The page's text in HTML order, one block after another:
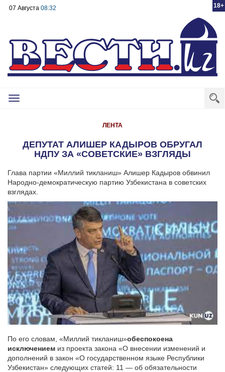
18+
07 Августа 08:32
Toggle
ЛЕНТА
ДЕПУТАТ АЛИШЕР КАДЫРОВ ОБРУГАЛ
НДПУ ЗА «СОВЕТСКИЕ» ВЗГЛЯДЫ
Глава партии «Миллий тикланиш» Алишер Кадыров обвинил
Народно-демократическую партию Узбекистана в советских
взглядах.
По его словам, «Миллий тикланиш»обеспокоена
исключением из проекта закона «О внесении изменений и
дополнений в закон «О государственном языке Республики
Узбекистан» следующих статей: 11 — об обязательности